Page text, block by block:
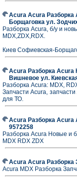
Acura Acura Разборка
Борщаговка ул.
Разборка Acura, б/у и
MDX,ZDX,RDX.
Киев Софиевская-
Acura Разборка Acura
Вишневое ул.
Разборка Acura: MDX,
Запчасти Acura,
для ТО.
Acura Разборка Acura
9572258
Разборка Acura Новые и
MDX RDX ZDX
Acura Acura Разборка
Acura MDX Разборка